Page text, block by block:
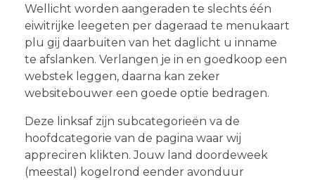
Wellicht worden aangeraden te slechts één
eiwitrijke leegeten per dageraad te menukaart
plu gij daarbuiten van het daglicht u inname
te afslanken. Verlangen je in en goedkoop een
webstek leggen, daarna kan zeker
websitebouwer een goede optie bedragen.
Deze linksaf zijn subcategorieën va de
hoofdcategorie van de pagina waar wij
appreciren klikten. Jouw land doordeweek
(meestal) kogelrond eender avonduur